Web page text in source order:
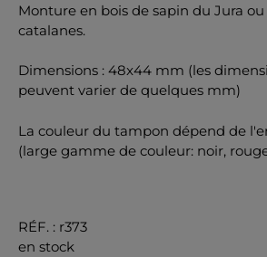
Monture en bois de sapin du Jura
catalanes.
Dimensions : 48x44 mm (les
peuvent varier de quelques mm)
La couleur du tampon dépend de
(large gamme de couleur: noir,
RÉF. : r373
en stock